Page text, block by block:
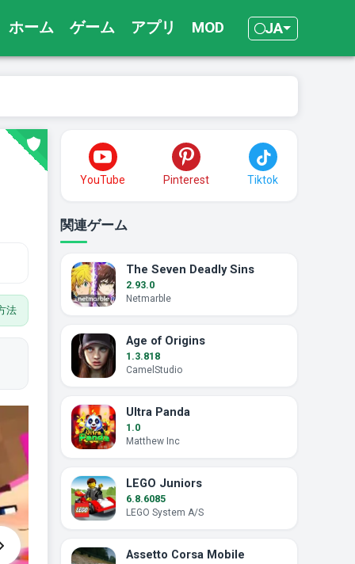
ホーム ゲーム アプリ MOD JA
法
YouTube Pinterest Tiktok
関連ゲーム
The Seven Deadly Sins
2.93.0
Netmarble
Age of Origins
1.3.818
CamelStudio
Ultra Panda
1.0
Matthew Inc
LEGO Juniors
6.8.6085
LEGO System A/S
Assetto Corsa Mobile